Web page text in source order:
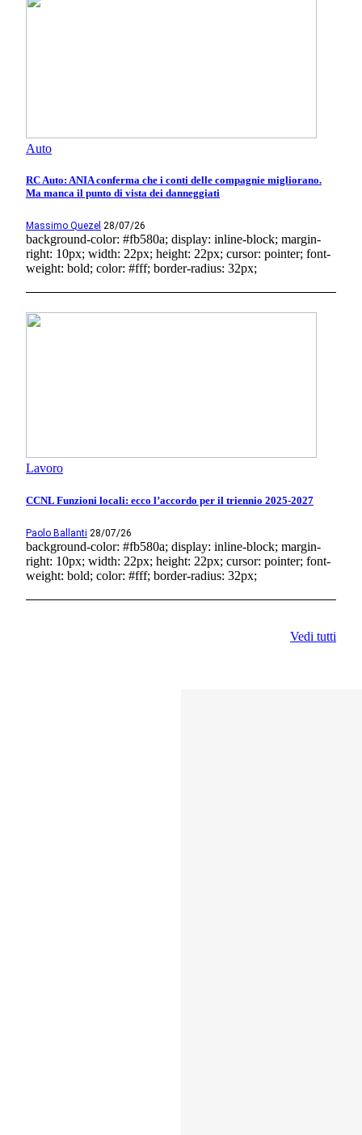
Auto
RC Auto: ANIA conferma che i conti delle compagnie migliorano.
Ma manca il punto di vista dei danneggiati
Massimo Quezel 28/07/26
background-color: #fb580a; display: inline-block; margin-
right: 10px; width: 22px; height: 22px; cursor: pointer; font-
weight: bold; color: #fff; border-radius: 32px;
Lavoro
CCNL Funzioni locali: ecco l’accordo per il triennio 2025-2027
Paolo Ballanti 28/07/26
background-color: #fb580a; display: inline-block; margin-
right: 10px; width: 22px; height: 22px; cursor: pointer; font-
weight: bold; color: #fff; border-radius: 32px;
Vedi tutti